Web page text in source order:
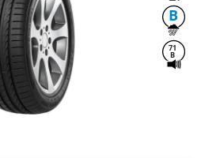
B
71
B